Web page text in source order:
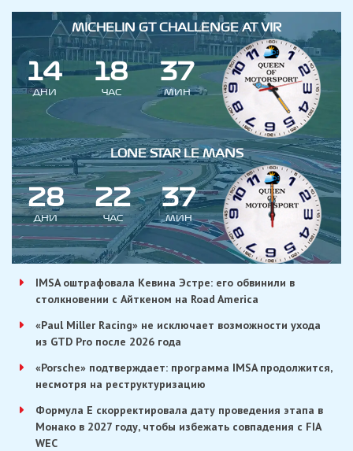
MICHELIN GT CHALLENGE AT VIR
14
ДНИ
18
ЧАС
37
МИН
LONE STAR LE MANS
28
ДНИ
22
ЧАС
37
МИН
IMSA оштрафовала Кевина Эстре: его обвинили в
столкновении с Айткеном на Road America
«Paul Miller Racing» не исключает возможности ухода
из GTD Pro после 2026 года
«Porsche» подтверждает: программа IMSA продолжится,
несмотря на реструктуризацию
Формула E скорректировала дату проведения этапа в
Монако в 2027 году, чтобы избежать совпадения с FIA
WEC